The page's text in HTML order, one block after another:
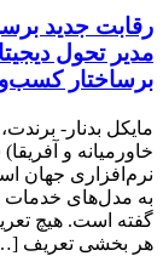
رقابت جدید
مدیر تحول
برساختار
خاورمیانه و
نرم‌افزاری جهان
به مدل‌های خدمات
گفته است. هیچ
هر بخشی تعریف